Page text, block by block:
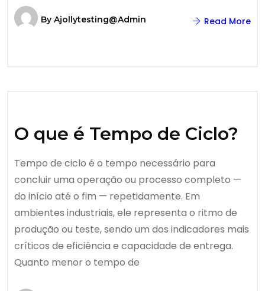
By Ajollytesting@admin Read More
O que é Tempo de Ciclo?
Tempo de ciclo é o tempo necessário para
concluir uma operação ou processo completo —
do início até o fim — repetidamente. Em
ambientes industriais, ele representa o ritmo de
produção ou teste, sendo um dos indicadores mais
críticos de eficiência e capacidade de entrega.
Quanto menor o tempo de